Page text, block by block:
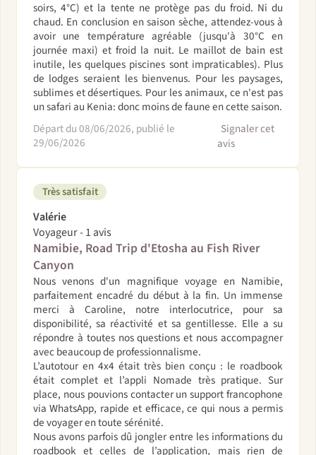
soirs, 4°C) et la tente ne protège pas du froid. Ni du
chaud. En conclusion en saison sèche, attendez-vous à
avoir une température agréable (jusqu'à 30°C en
journée maxi) et froid la nuit. Le maillot de bain est
inutile, les quelques piscines sont impraticables). Plus
de lodges seraient les bienvenus. Pour les paysages,
sublimes et désertiques. Pour les animaux, ce n'est pas
un safari au Kenia: donc moins de faune en cette saison.
Départ du 08/06/2026, publié le
29/06/2026
Signaler cet
avis
Très satisfait
Valérie
Voyageur - 1 avis
Namibie, Road Trip d'Etosha au Fish River
Canyon
Nous venons d'un magnifique voyage en Namibie,
parfaitement encadré du début à la fin. Un immense
merci à Caroline, notre interlocutrice, pour sa
disponibilité, sa réactivité et sa gentillesse. Elle a su
répondre à toutes nos questions et nous accompagner
avec beaucoup de professionnalisme.
L’autotour en 4x4 était très bien conçu : le roadbook
était complet et l’appli Nomade très pratique. Sur
place, nous pouvions contacter un support francophone
via WhatsApp, rapide et efficace, ce qui nous a permis
de voyager en toute sérénité.
Nous avons parfois dû jongler entre les informations du
roadbook et celles de l’application, mais rien de